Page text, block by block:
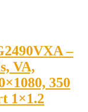
–
VA,
350
1×1.2